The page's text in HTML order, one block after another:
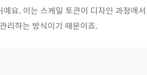
예요. 이는 스케일 토큰이 디자인 과정에서
관리하는 방식이기 때문이죠.